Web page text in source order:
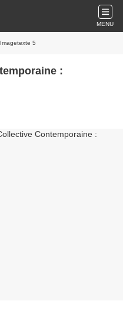
MENU
5
: